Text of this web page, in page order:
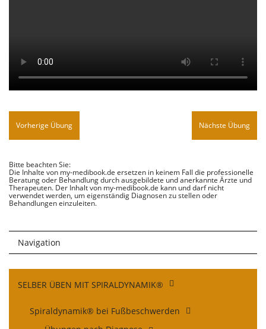
Vorherige Übung Nächste Übung
Bitte beachten Sie:
Die Inhalte von my-medibook.de ersetzen in keinem Fall die professionelle
Beratung oder Behandlung durch ausgebildete und anerkannte Ärzte und
Therapeuten. Der Inhalt von my-medibook.de kann und darf nicht
verwendet werden, um eigenständig Diagnosen zu stellen oder
Behandlungen einzuleiten.
Navigation
überspringen
SELBER ÜBEN MIT SPIRALDYNAMIK®
Spiraldynamik® bei Fußbeschwerden